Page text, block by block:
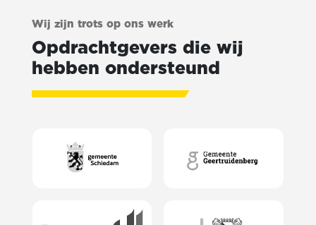
Wij zijn trots op ons werk
Opdrachtgevers die wij
hebben ondersteund